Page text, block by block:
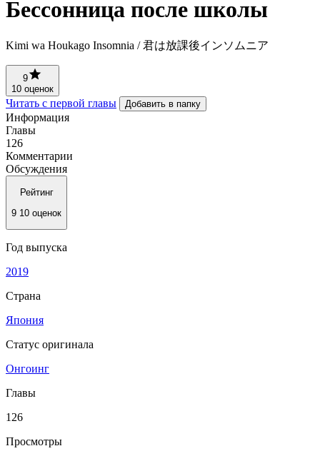
Бессонница после школы
Kimi wa Houkago Insomnia / 君は放課後インソムニア
9
10 оценок
Читать с первой главы Добавить в папку
Информация
Главы
126
Комментарии
Обсуждения
Рейтинг
9 10 оценок
Год выпуска
2019
Страна
Япония
Статус оригинала
Онгоинг
Главы
126
Просмотры